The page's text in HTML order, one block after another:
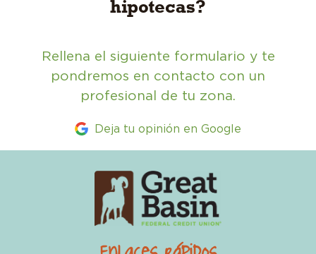
hipotecas?
Rellena el siguiente formulario y te
pondremos en contacto con un
profesional de tu zona.
Deja tu opinión en Google